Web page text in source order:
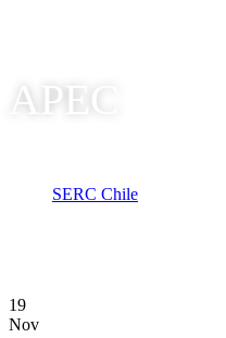
APEC
SERC Chile
19
Nov